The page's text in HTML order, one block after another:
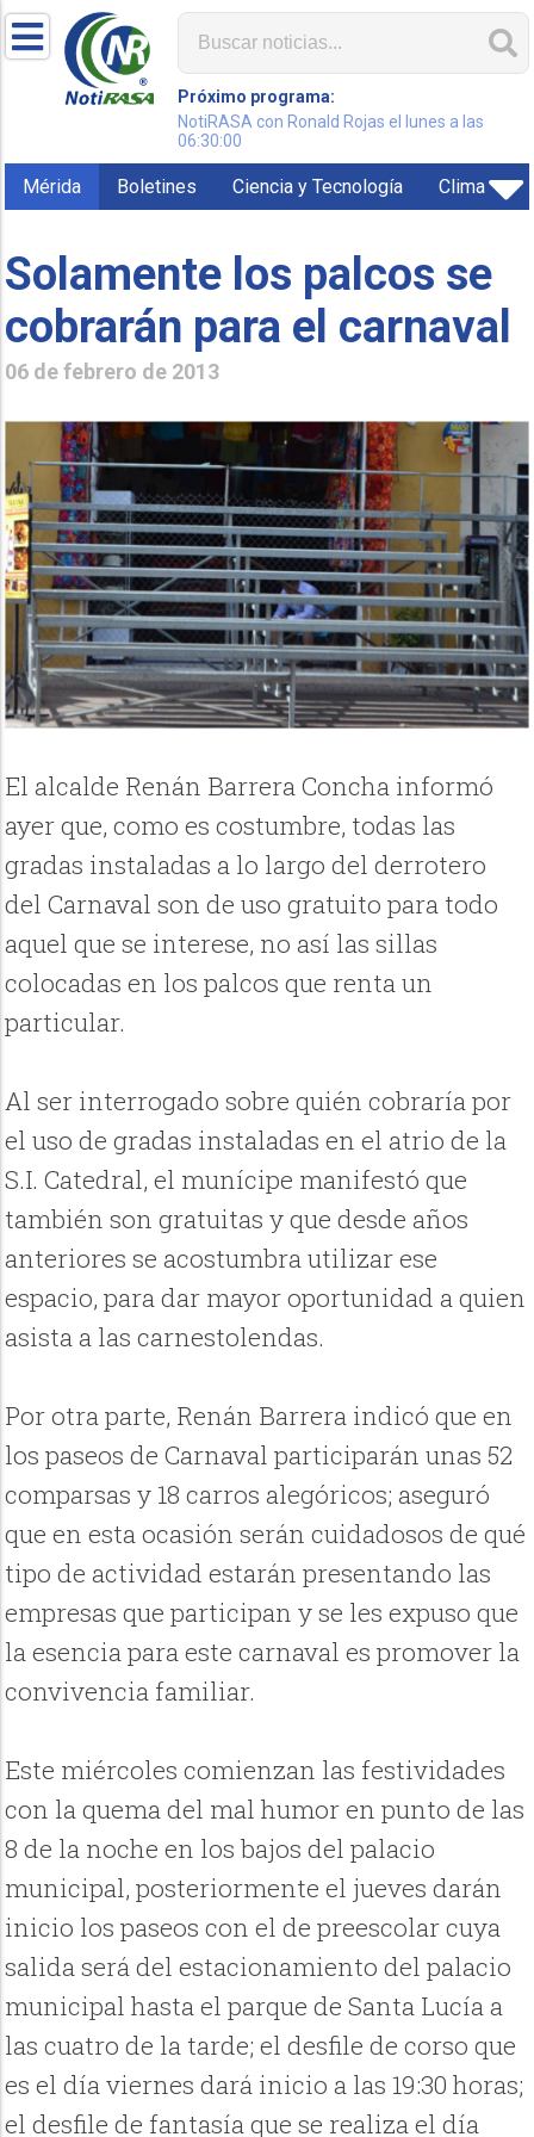
Próximo programa:
NotiRASA con Ronald Rojas el lunes a las
06:30:00
Mérida Boletines Ciencia y Tecnología Clima
Solamente los palcos se
cobrarán para el carnaval
06 de febrero de 2013
El alcalde Renán Barrera Concha informó
ayer que, como es costumbre, todas las
gradas instaladas a lo largo del derrotero
del Carnaval son de uso gratuito para todo
aquel que se interese, no así las sillas
colocadas en los palcos que renta un
particular.
Al ser interrogado sobre quién cobraría por
el uso de gradas instaladas en el atrio de la
S.I. Catedral, el munícipe manifestó que
también son gratuitas y que desde años
anteriores se acostumbra utilizar ese
espacio, para dar mayor oportunidad a quien
asista a las carnestolendas.
Por otra parte, Renán Barrera indicó que en
los paseos de Carnaval participarán unas 52
comparsas y 18 carros alegóricos; aseguró
que en esta ocasión serán cuidadosos de qué
tipo de actividad estarán presentando las
empresas que participan y se les expuso que
la esencia para este carnaval es promover la
convivencia familiar.
Este miércoles comienzan las festividades
con la quema del mal humor en punto de las
8 de la noche en los bajos del palacio
municipal, posteriormente el jueves darán
inicio los paseos con el de preescolar cuya
salida será del estacionamiento del palacio
municipal hasta el parque de Santa Lucía a
las cuatro de la tarde; el desfile de corso que
es el día viernes dará inicio a las 19:30 horas;
el desfile de fantasía que se realiza el día